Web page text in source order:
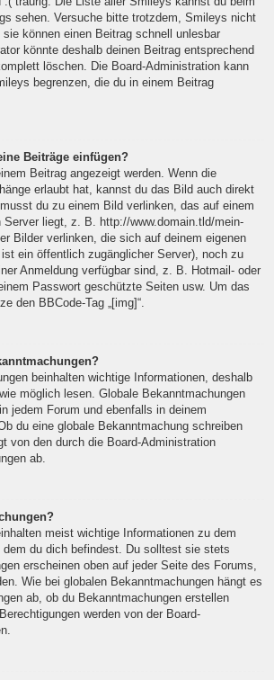
sehen. Versuche bitte trotzdem, Smileys nicht
können einen Beitrag schnell unlesbar
könnte deshalb deinen Beitrag entsprechend
löschen. Die Board-Administration kann
begrenzen, die du in einem Beitrag
Beiträge einfügen?
Beitrag angezeigt werden. Wenn die
erlaubt hat, kannst du das Bild auch direkt
du zu einem Bild verlinken, das auf einem
liegt, z. B. http://www.domain.tld/mein-
Bilder verlinken, die sich auf deinem eigenen
ein öffentlich zugänglicher Server), noch zu
Anmeldung verfügbar sind, z. B. Hotmail- oder
Passwort geschützte Seiten usw. Um das
den BBCode-Tag „[img]“.
beinhalten wichtige Informationen, deshalb
möglich lesen. Globale Bekanntmachungen
jedem Forum und ebenfalls in deinem
du eine globale Bekanntmachung schreiben
von den durch die Board-Administration
ab.
meist wichtige Informationen zu dem
du dich befindest. Du solltest sie stets
erscheinen oben auf jeder Seite des Forums,
Wie bei globalen Bekanntmachungen hängt es
ab, ob du Bekanntmachungen erstellen
werden von der Board-